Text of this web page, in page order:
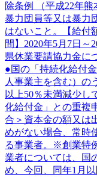
除条例 （平成22年熊
暴力団員等又は暴力
はないこと。【給付
間】2020年5月7日～
県休業要請協力金に
●国の「持続化給付
人事業主を含む）の
以上50％未満減少し
化給付金」との重複
合＞資本金の額又は
めがない場合、常時
る事業者。※創業特
業者については、国
め、今回、同年1月